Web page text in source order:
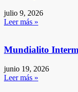
julio 9, 2026
Leer más »
Mundialito
junio 19, 2026
Leer más »